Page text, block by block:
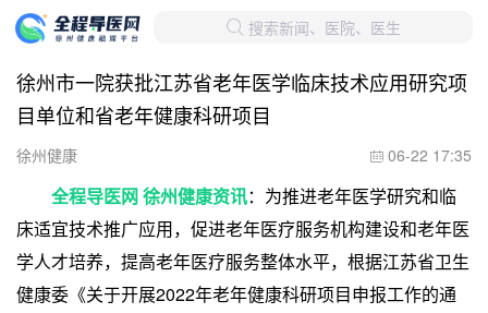
 搜索新闻、医院、医生
徐州市一院获批江苏省老年医学临床技术应用研究项
目单位和省老年健康科研项目
徐州健康  06-22 17:35
全程导医网 徐州健康资讯：为推进老年医学研究和临
床适宜技术推广应用，促进老年医疗服务机构建设和老年医
学人才培养，提高老年医疗服务整体水平，根据江苏省卫生
健康委《关于开展2022年老年健康科研项目申报工作的通